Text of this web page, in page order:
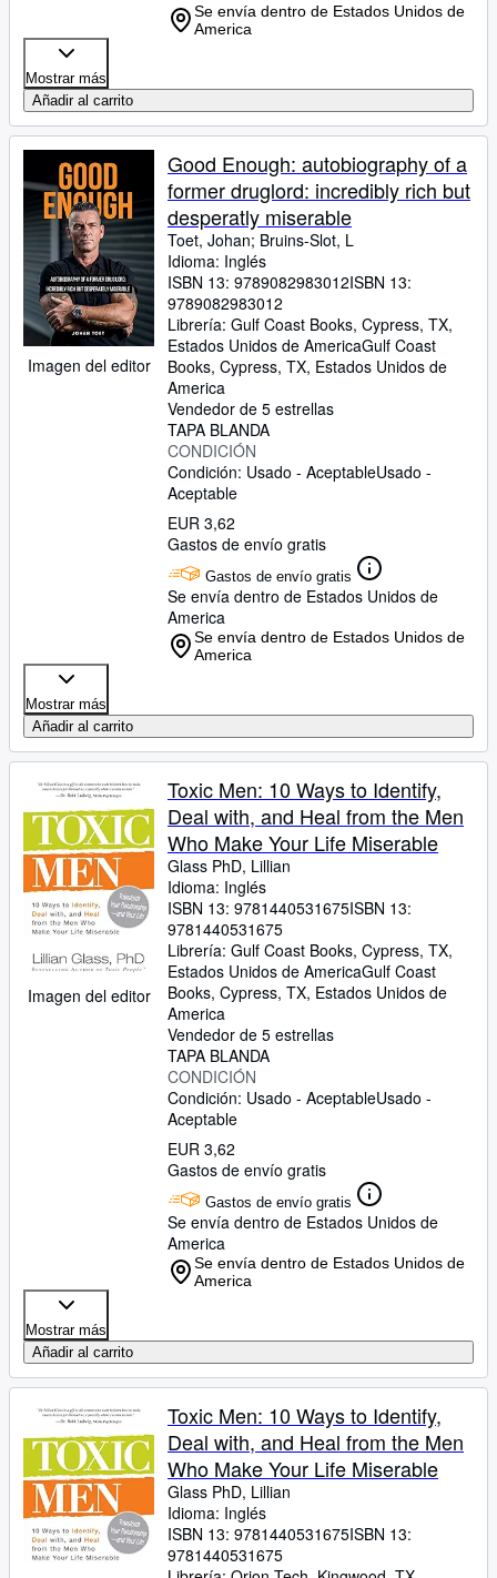
Se envía dentro de Estados Unidos de
America
Mostrar más
Añadir al carrito
Imagen del editor
Good Enough: autobiography of a
former druglord: incredibly rich but
desperatly miserable
Toet, Johan; Bruins-Slot, L
Idioma: Inglés
ISBN 13: 9789082983012ISBN 13:
9789082983012
Librería: Gulf Coast Books, Cypress, TX,
Estados Unidos de AmericaGulf Coast
Books, Cypress, TX, Estados Unidos de
America
Vendedor de 5 estrellas
TAPA BLANDA
CONDICIÓN
Condición: Usado - AceptableUsado -
Aceptable
EUR 3,62
Gastos de envío gratis
Gastos de envío gratis
Se envía dentro de Estados Unidos de
America
Se envía dentro de Estados Unidos de
America
Mostrar más
Añadir al carrito
Imagen del editor
Toxic Men: 10 Ways to Identify,
Deal with, and Heal from the Men
Who Make Your Life Miserable
Glass PhD, Lillian
Idioma: Inglés
ISBN 13: 9781440531675ISBN 13:
9781440531675
Librería: Gulf Coast Books, Cypress, TX,
Estados Unidos de AmericaGulf Coast
Books, Cypress, TX, Estados Unidos de
America
Vendedor de 5 estrellas
TAPA BLANDA
CONDICIÓN
Condición: Usado - AceptableUsado -
Aceptable
EUR 3,62
Gastos de envío gratis
Gastos de envío gratis
Se envía dentro de Estados Unidos de
America
Se envía dentro de Estados Unidos de
America
Mostrar más
Añadir al carrito
Toxic Men: 10 Ways to Identify,
Deal with, and Heal from the Men
Who Make Your Life Miserable
Glass PhD, Lillian
Idioma: Inglés
ISBN 13: 9781440531675ISBN 13:
9781440531675